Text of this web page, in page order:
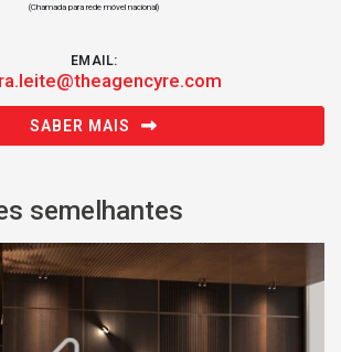
(Chamada para rede móvel nacional)
EMAIL:
SABER MAIS
semelhantes